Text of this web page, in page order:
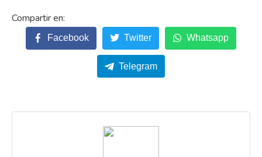
Facebook Twitter Whatsapp
Telegram